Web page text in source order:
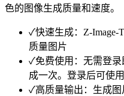
色的图像生成质量和速度。
✓快速生成：Z-Image-
质量图片
✓免费使用：无需登
成一次。登录后可使
✓高质量输出：生成